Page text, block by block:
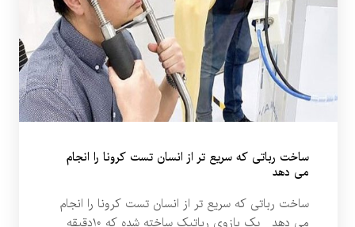
ساخت رباتی که سریع تر از انسان تست کرونا را انجام
می دهد
ساخت رباتی که سریع تر از انسان تست کرونا را انجام